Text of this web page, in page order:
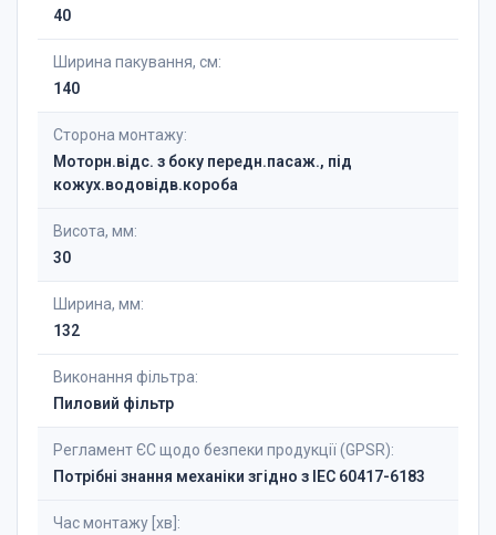
40
Ширина пакування, см:
140
Сторона монтажу:
Моторн.відс. з боку передн.пасаж., під
кожух.водовідв.короба
Висота, мм:
30
Ширина, мм:
132
Виконання фільтра:
Пиловий фільтр
Регламент ЄС щодо безпеки продукції (GPSR):
Потрібні знання механіки згідно з IEC 60417-6183
Час монтажу [хв]: